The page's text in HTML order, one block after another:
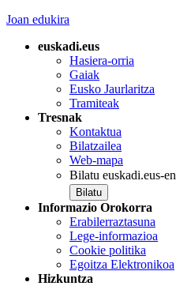
Joan edukira
euskadi.eus
Hasiera-orria
Gaiak
Eusko Jaurlaritza
Tramiteak
Tresnak
Kontaktua
Bilatzailea
Web-mapa
Bilatu euskadi.eus-en
Informazio Orokorra
Erabilerraztasuna
Lege-informazioa
Cookie politika
Egoitza Elektronikoa
Hizkuntza